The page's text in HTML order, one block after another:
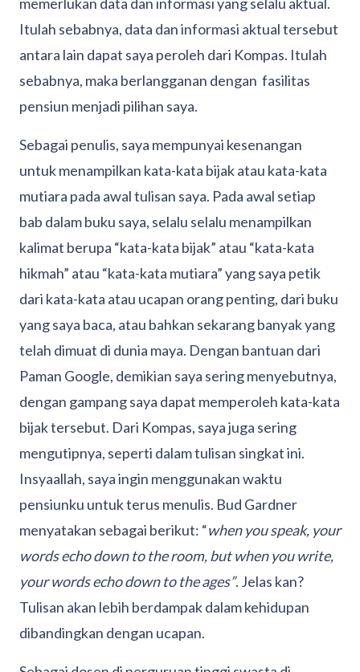
Itulah sebabnya, data dan informasi aktual tersebut
antara lain dapat saya peroleh dari Kompas. Itulah
sebabnya, maka berlangganan dengan fasilitas
pensiun menjadi pilihan saya.
Sebagai penulis, saya mempunyai kesenangan
untuk menampilkan kata-kata bijak atau kata-kata
mutiara pada awal tulisan saya. Pada awal setiap
bab dalam buku saya, selalu selalu menampilkan
kalimat berupa “kata-kata bijak” atau “kata-kata
hikmah” atau “kata-kata mutiara” yang saya petik
dari kata-kata atau ucapan orang penting, dari buku
yang saya baca, atau bahkan sekarang banyak yang
telah dimuat di dunia maya. Dengan bantuan dari
Paman Google, demikian saya sering menyebutnya,
dengan gampang saya dapat memperoleh kata-kata
bijak tersebut. Dari Kompas, saya juga sering
mengutipnya, seperti dalam tulisan singkat ini.
Insyaallah, saya ingin menggunakan waktu
pensiunku untuk terus menulis. Bud Gardner
menyatakan sebagai berikut: “when you speak, your
words echo down to the room, but when you write,
your words echo down to the ages”. Jelas kan?
Tulisan akan lebih berdampak dalam kehidupan
dibandingkan dengan ucapan.